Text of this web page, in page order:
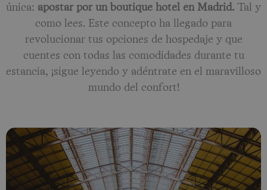
única: apostar por un boutique hotel en Madrid. Tal y
como lees. Este concepto ha llegado para
revolucionar tus opciones de hospedaje y que
cuentes con todas las comodidades durante tu
estancia, ¡sigue leyendo y adéntrate en el maravilloso
mundo del confort!